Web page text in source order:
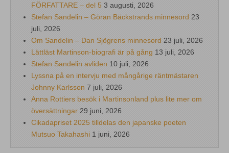
FÖRFATTARE – del 5 3 augusti, 2026
Stefan Sandelin – Göran Bäckstrands minnesord 23
juli, 2026
Om Sandelin – Dan Sjögrens minnesord 23 juli, 2026
Lättläst Martinson-biografi är på gång 13 juli, 2026
Stefan Sandelin avliden 10 juli, 2026
Lyssna på en intervju med mångårige räntmästaren
Johnny Karlsson 7 juli, 2026
Anna Rottiers besök i Martinsonland plus lite mer om
översättningar 29 juni, 2026
Cikadapriset 2025 tilldelas den japanske poeten
Mutsuo Takahashi 1 juni, 2026